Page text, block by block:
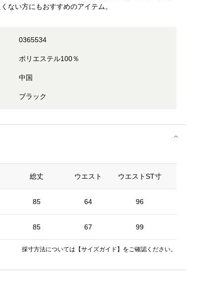
ない方にもおすすめのアイテム。
0365534
ポリエステル100％
中国
ブラック
総丈 ウエスト ウエストST寸
85 64 96
85 67 99
採寸方法については 【サイズガイド】 をご確認ください。